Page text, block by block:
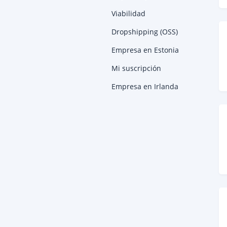
Viabilidad
Dropshipping (OSS)
Empresa en Estonia
Mi suscripción
Empresa en Irlanda